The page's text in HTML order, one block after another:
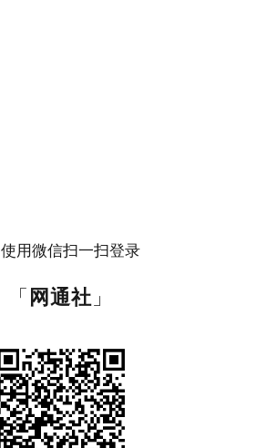
使用微信扫一扫登录
「 网通社 」